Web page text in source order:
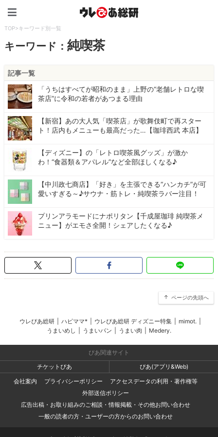
TOP>キーワード別一覧
キーワード：純喫茶
記事一覧
「うちはすべてが昭和のまま」上野の“老舗レトロな喫
茶店”に令和の若者があつまる理由
【新宿】あの大人気「喫茶店」が歌舞伎町で再スター
ト！店内もメニューも最高だった…【珈琲西武 本店】
【ディズニー】の「レトロ喫茶風グッズ」が激か
わ！“食器類＆アパレル”など全部ほしくなる♪
【中川政七商店】「好き」を主張できる“ハンカチ”が可
愛いすぎる～♪サウナ・筋トレ・純喫茶ラバー注目！
プリンアラモードにナポリタン【千成屋珈琲 純喫茶メ
ニュー】がエモさ全開！シェアしたくなる♪
ページの先頭へ
ウレぴあ総研 ハピママ* ウレぴあ総研 ディズニー特集 mimot.
うまいめし
うまいパン うまい肉 Medery.
ぴあ関連サイト
チケットぴあ
ぴあ(アプリ&Web)
会社案内
プライバシーポリシー
アクセスデータの利用・著作権等
外部送信ポリシー
広告出稿・お取り組みのご相談・情報掲載・その他お問い合わせ
一般の読者の方・ユーザーの方からのお問い合わせ